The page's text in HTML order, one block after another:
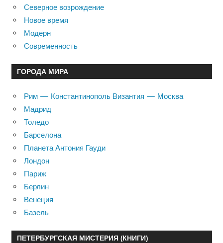
Северное возрождение
Новое время
Модерн
Современность
ГОРОДА МИРА
Рим — Константинополь Византия — Москва
Мадрид
Толедо
Барселона
Планета Антония Гауди
Лондон
Париж
Берлин
Венеция
Базель
ПЕТЕРБУРГСКАЯ МИСТЕРИЯ (КНИГИ)